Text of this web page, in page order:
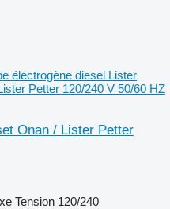
électrogène diesel Lister
Petter 120/240 V 50/60 HZ
Onan / Lister Petter
Tension 120/240